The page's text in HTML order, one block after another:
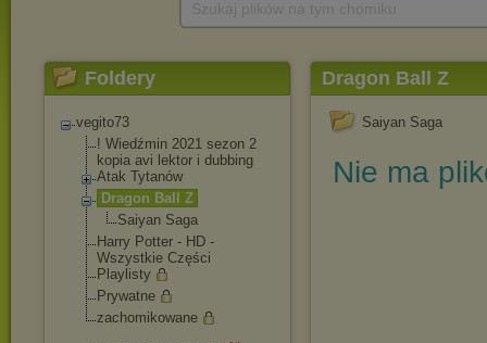
Foldery
vegito73
! Wiedźmin 2021 sezon 2
kopia avi lektor i dubbing
Atak Tytanów
Dragon Ball Z
Saiyan Saga
Harry Potter - HD -
Wszystkie Części
Playlisty
Prywatne
zachomikowane
Dragon Ball Z
Saiyan Saga
Nie ma